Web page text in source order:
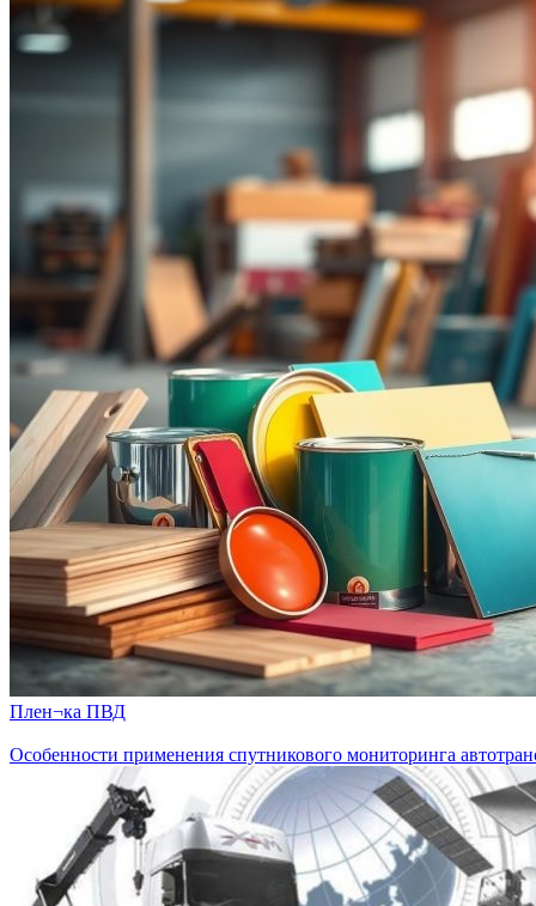
Плен¬ка ПВД
Особенности применения спутникового мониторинга